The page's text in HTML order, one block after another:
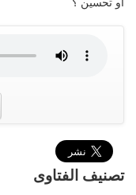
تصنيف الفتاوى